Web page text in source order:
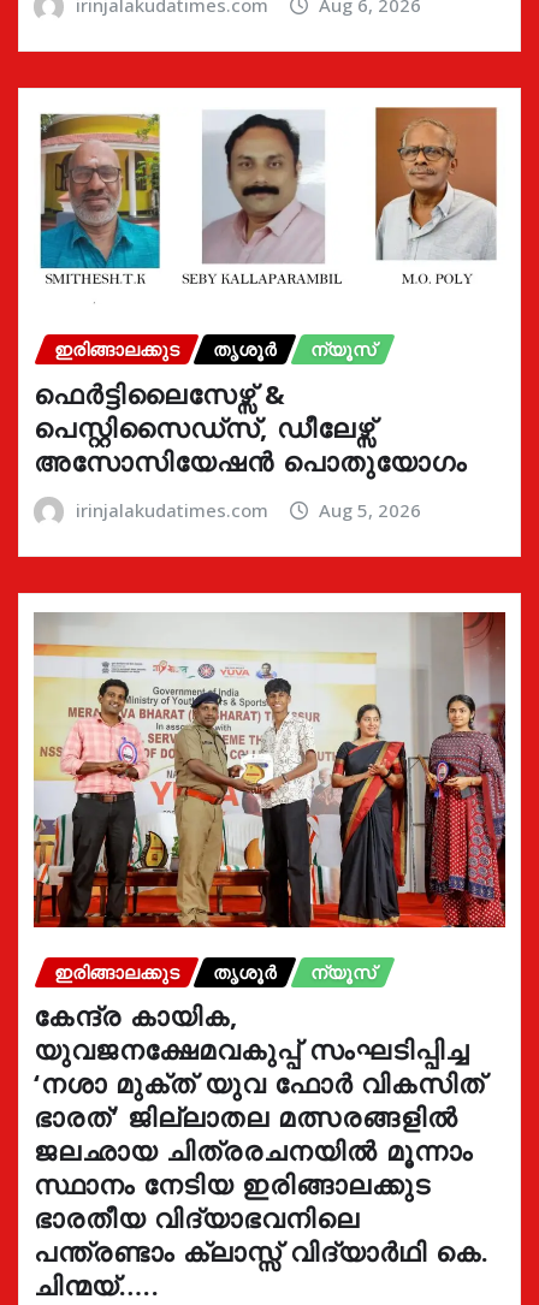
ഇരിങ്ങാലക്കുട തൃശൂർ ന്യൂസ്
ഫെർട്ടിലൈസേഴ്സ് &
പെസ്റ്റിസൈഡ്സ്, ഡീലേഴ്സ്
അസോസിയേഷൻ പൊതുയോഗം
irinjalakudatimes.com Aug 5, 2026
ഇരിങ്ങാലക്കുട തൃശൂർ ന്യൂസ്
കേന്ദ്ര കായിക,
യുവജനക്ഷേമവകുപ്പ് സംഘടിപ്പിച്ച
‘നശാ മുക്ത് യുവ ഫോർ വികസിത്
ഭാരത്’ ജില്ലാതല മത്സരങ്ങളിൽ
ജലഛായ ചിത്രരചനയിൽ മൂന്നാം
സ്ഥാനം നേടിയ ഇരിങ്ങാലക്കുട
ഭാരതീയ വിദ്യാഭവനിലെ
പന്ത്രണ്ടാം ക്ലാസ്സ് വിദ്യാർഥി കെ.
ചിന്മയ്…..